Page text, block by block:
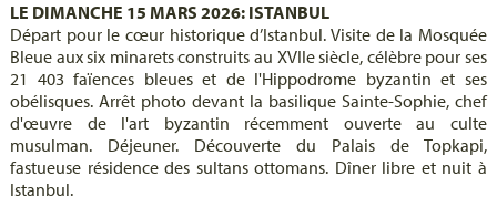
LE DIMANCHE 15 MARS 2026: ISTANBUL
Départ pour le cœur historique d’Istanbul. Visite de la Mosquée
Bleue aux six minarets construits au XVIIe siècle, célèbre pour ses
21 403 faïences bleues et de l'Hippodrome byzantin et ses
obélisques. Arrêt photo devant la basilique Sainte-Sophie, chef
d'œuvre de l'art byzantin récemment ouverte au culte
musulman. Déjeuner. Découverte du Palais de Topkapi,
fastueuse résidence des sultans ottomans. Dîner libre et nuit à
Istanbul.